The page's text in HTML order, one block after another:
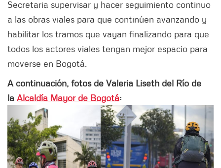
Secretaria supervisar y hacer seguimiento continuo
a las obras viales para que continúen avanzando y
habilitar los tramos que vayan finalizando para que
todos los actores viales tengan mejor espacio para
moverse en Bogotá.
A continuación, fotos de Valeria Liseth del Río de
la Alcaldía Mayor de Bogotá:
Siguiente